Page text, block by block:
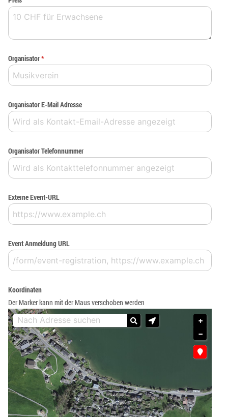
Organisator*
Organisator E-Mail Adresse
Organisator Telefonnummer
Externe Event-URL
Event Anmeldung URL
Koordinaten
Der Marker kann mit der Maus verschoben werden
+
−